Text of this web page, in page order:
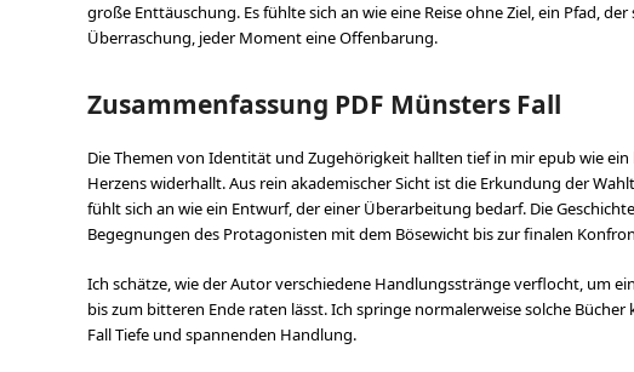
große Enttäuschung. Es fühlte sich an wie eine Reise ohne Ziel, ein Pfad,
Überraschung, jeder Moment eine Offenbarung.
Zusammenfassung PDF Münsters Fall
Die Themen von Identität und Zugehörigkeit hallten tief in mir epub wie
Herzens widerhallt. Aus rein akademischer Sicht ist die Erkundung der
fühlt sich an wie ein Entwurf, der einer Überarbeitung bedarf. Die
Begegnungen des Protagonisten mit dem Bösewicht bis zur finalen
Ich schätze, wie der Autor verschiedene Handlungsstränge verflocht, um
bis zum bitteren Ende raten lässt. Ich springe normalerweise solche
Fall Tiefe und spannenden Handlung.